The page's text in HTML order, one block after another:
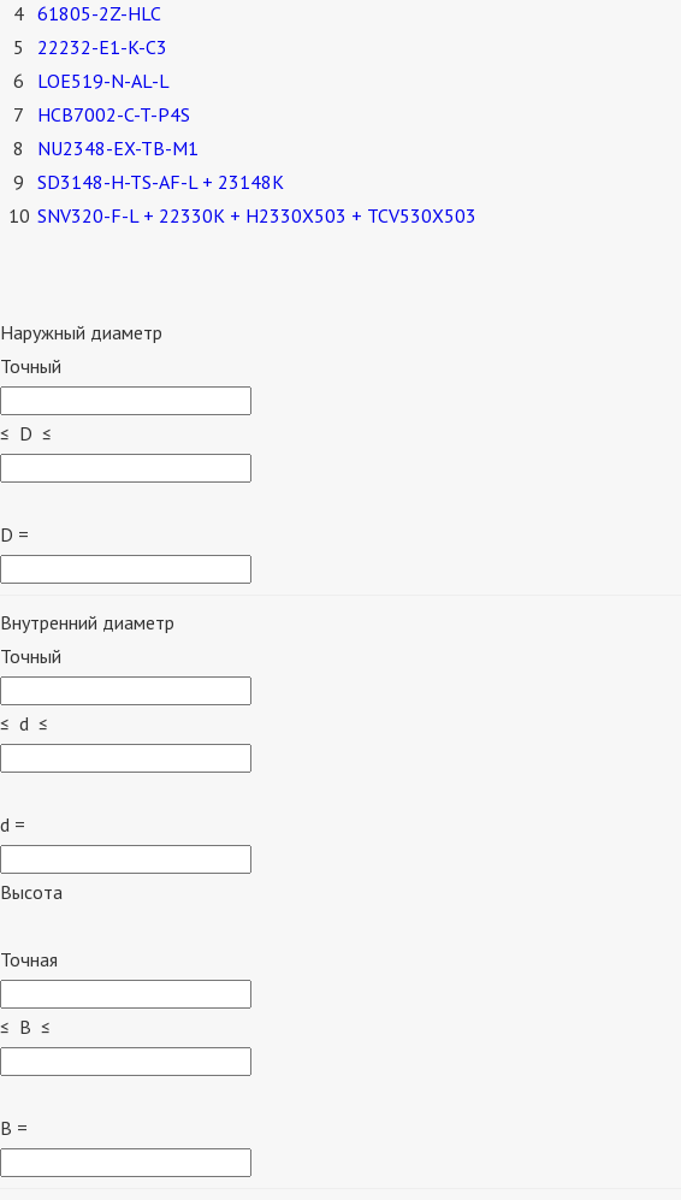
4 61805-2Z-HLC
5
22232-E1-K-C3
6
LOE519-N-AL-L
7
HCB7002-C-T-P4S
8
NU2348-EX-TB-M1
9 SD3148-H-TS-AF-L + 23148K
10 SNV320-F-L + 22330K + H2330X503 + TCV530X503
Наружный диаметр
Точный
≤ D ≤
D =
Внутренний диаметр
Точный
≤ d ≤
d =
Высота
Точная
≤ B ≤
B =